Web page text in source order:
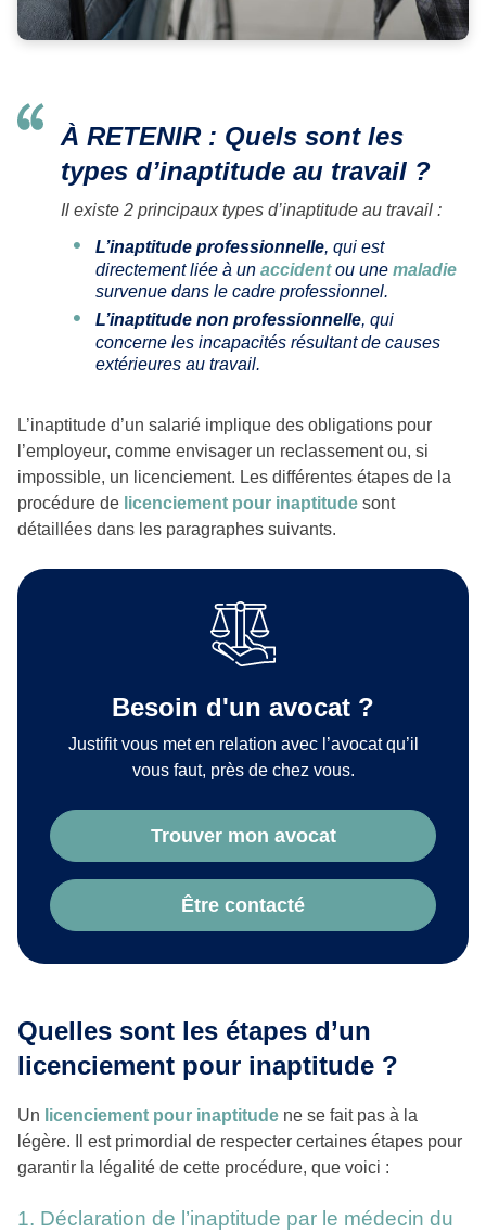
À RETENIR : Quels sont les
types d’inaptitude au travail ?
Il existe 2 principaux types d’inaptitude au travail :
L’inaptitude professionnelle, qui est
directement liée à un accidentou une maladie
survenue dans le cadre professionnel.
L’inaptitude non professionnelle, qui
concerne les incapacités résultant de causes
extérieures au travail.
L’inaptitude d’un salarié implique des obligations pour
l’employeur, comme envisager un reclassement ou, si
impossible, un licenciement. Les différentes étapes de la
procédure de licenciement pour inaptitude sont
détaillées dans les paragraphes suivants.
Besoin d'un avocat ?
Justifit vous met en relation avec l’avocat qu’il
vous faut, près de chez vous.
Trouver mon avocat
Être contacté
Quelles sont les étapes d’un
licenciement pour inaptitude ?
Un licenciement pour inaptitude ne se fait pas à la
légère. Il est primordial de respecter certaines étapes pour
garantir la légalité de cette procédure, que voici :
1. Déclaration de l’inaptitude par le médecin du